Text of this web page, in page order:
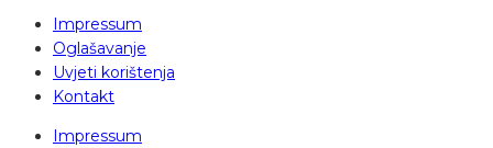
Impressum
Oglašavanje
Uvjeti korištenja
Kontakt
Impressum